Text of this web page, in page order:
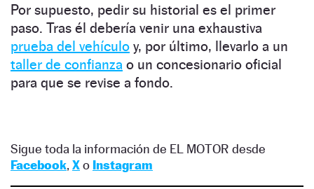
Por supuesto, pedir su historial es el primer
paso. Tras él debería venir una exhaustiva
prueba del vehículo y, por último, llevarlo a un
taller de confianza o un concesionario oficial
para que se revise a fondo.
Sigue toda la información de EL MOTOR desde
Facebook, Xo Instagram